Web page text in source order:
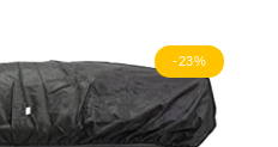
-23%